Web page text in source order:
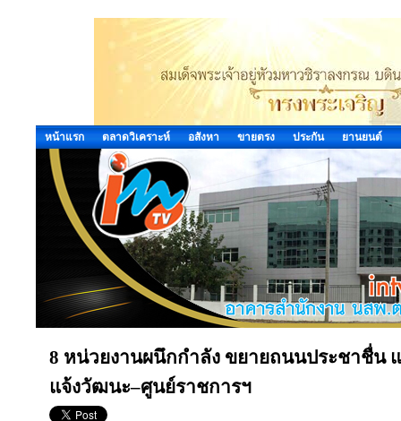
หน้าแรก ตลาดวิเคราะห์ อสังหา ขายตรง ประกัน ยานยนต์
8 หน่วยงานผนึกกำลัง ขยายถนนประชาชื่น
แจ้งวัฒนะ–ศูนย์ราชการฯ